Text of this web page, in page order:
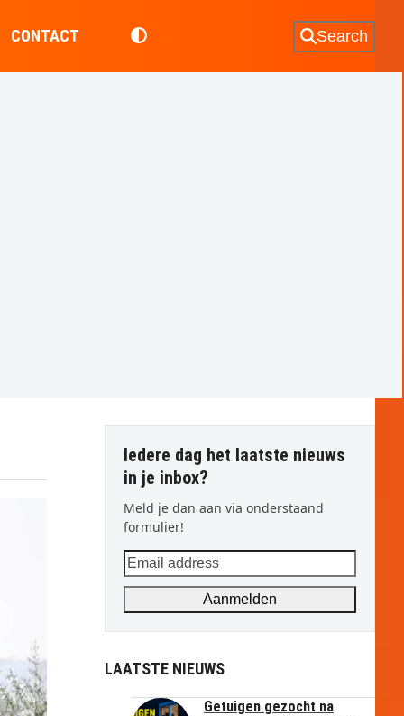
CONTACT Search
Iedere dag het laatste nieuws
in je inbox?
Meld je dan aan via onderstaand
formulier!
Email
address
Aanmelden
LAATSTE NIEUWS
Getuigen gezocht na